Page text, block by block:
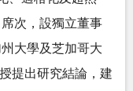
次，設獨立董事
大學及芝加哥大
提出研究結論，建